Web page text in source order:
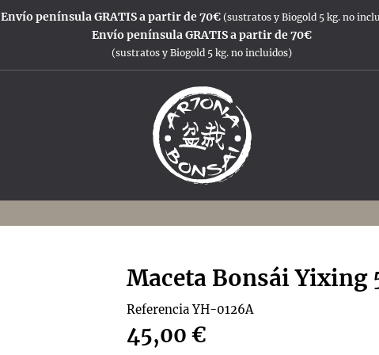
Envío península GRATIS a partir de 70€ (sustratos y Biogold 5 kg. no
Envío península GRATIS a partir de 70€
(sustratos y Biogold 5 kg. no incluidos)
Maceta Bonsái Yixing
Referencia YH-0126A
45,00 €